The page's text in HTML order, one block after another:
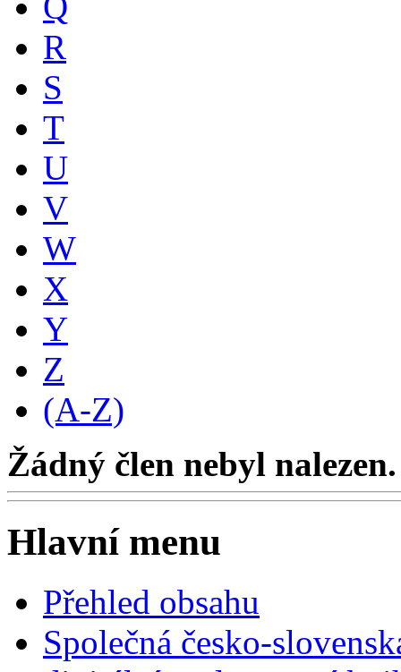
R
S
T
U
V
W
X
Y
Z
(A-Z)
Žádný člen nebyl nalezen.
Hlavní menu
Přehled obsahu
Společná česko-